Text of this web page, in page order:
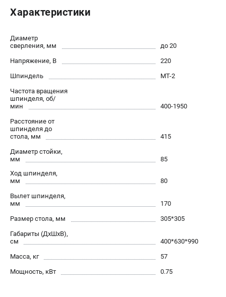
8 (812) 317-66-20
вс - выходной
zakaz@belmash-market.ru
Характеристики
Диаметр
сверления, мм
до 20
Напряжение, В
220
Шпиндель
МТ-2
Частота вращения
шпинделя, об/
мин
400-1950
Расстояние от
шпинделя до
стола, мм
415
Диаметр стойки,
мм
85
Ход шпинделя,
мм
80
Вылет шпинделя,
мм
170
Размер стола, мм
305*305
Габариты (ДхШхВ),
см
400*630*990
Масса, кг
57
Мощность, кВт
0.75